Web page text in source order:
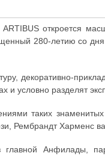
откроется
280-летию со дня
декоративно-
условно разделят
таких знаменитых
Рембрандт Харменс
главной Анфилады,